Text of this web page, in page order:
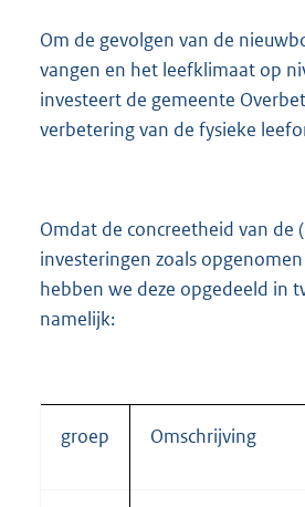
Om de gevolgen van de
vangen en het leefklimaat op
investeert de gemeente
verbetering van de fysieke
Omdat de concreetheid van de
investeringen zoals
hebben we deze opgedeeld in
namelijk:
groep Omschrijving